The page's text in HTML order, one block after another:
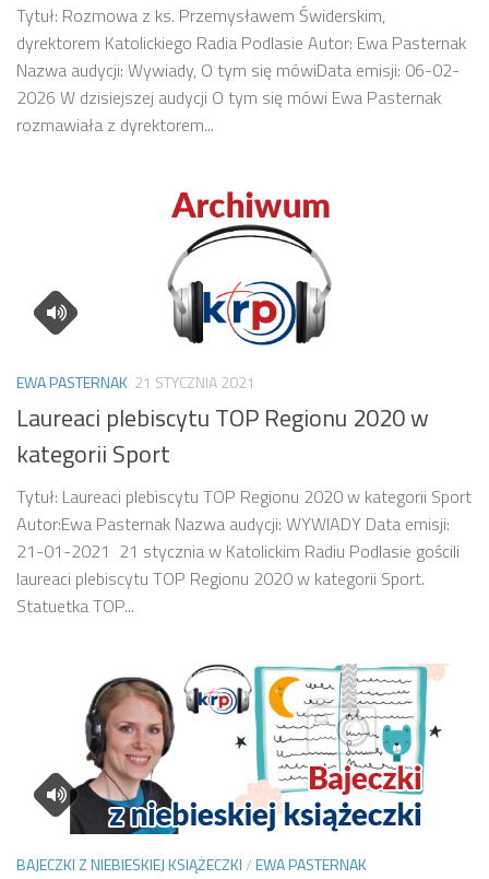
Tytuł: Rozmowa z ks. Przemysławem Świderskim,
dyrektorem Katolickiego Radia Podlasie Autor: Ewa Pasternak
Nazwa audycji: Wywiady, O tym się mówiData emisji: 06-02-
2026 W dzisiejszej audycji O tym się mówi Ewa Pasternak
rozmawiała z dyrektorem...
EWA PASTERNAK 21 STYCZNIA 2021
Laureaci plebiscytu TOP Regionu 2020 w
kategorii Sport
Tytuł: Laureaci plebiscytu TOP Regionu 2020 w kategorii Sport
Autor:Ewa Pasternak Nazwa audycji: WYWIADY Data emisji:
21-01-2021 21 stycznia w Katolickim Radiu Podlasie gościli
laureaci plebiscytu TOP Regionu 2020 w kategorii Sport.
Statuetka TOP...
BAJECZKI Z NIEBIESKIEJ KSIĄŻECZKI/EWA PASTERNAK